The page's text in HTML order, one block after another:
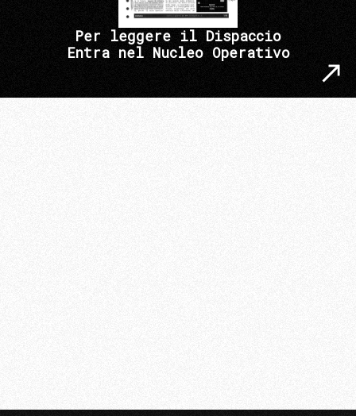
Per leggere il Dispaccio
Entra nel Nucleo Operativo